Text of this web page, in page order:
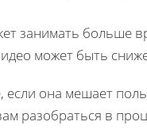
занимать больше
может быть
она мешает
разобраться в